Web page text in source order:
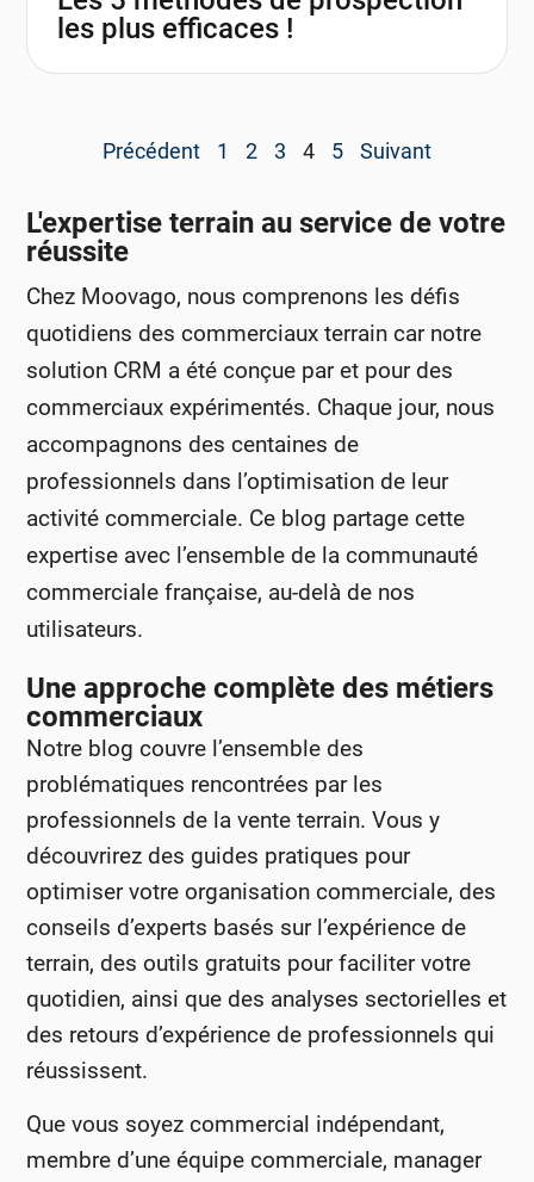
les plus efficaces !
Précédent 1 2 3 4 5 Suivant
L'expertise terrain au service de votre
réussite
Chez Moovago, nous comprenons les défis
quotidiens des commerciaux terrain car notre
solution CRM a été conçue par et pour des
commerciaux expérimentés. Chaque jour, nous
accompagnons des centaines de
professionnels dans l’optimisation de leur
activité commerciale. Ce blog partage cette
expertise avec l’ensemble de la communauté
commerciale française, au-delà de nos
utilisateurs.
Une approche complète des métiers
commerciaux
Notre blog couvre l’ensemble des
problématiques rencontrées par les
professionnels de la vente terrain. Vous y
découvrirez des guides pratiques pour
optimiser votre organisation commerciale, des
conseils d’experts basés sur l’expérience de
terrain, des outils gratuits pour faciliter votre
quotidien, ainsi que des analyses sectorielles et
des retours d’expérience de professionnels qui
réussissent.
Que vous soyez commercial indépendant,
membre d’une équipe commerciale, manager